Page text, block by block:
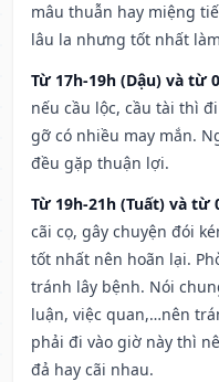
mâu thuẫn hay miệng
lâu la nhưng tốt nhất
Từ 17h-19h (Dậu) và từ
nếu cầu lộc, cầu tài thì
gỡ có nhiều may mắn.
đều gặp thuận lợi.
Từ 19h-21h (Tuất) và từ
cãi cọ, gây chuyện đói
tốt nhất nên hoãn lại.
tránh lây bệnh. Nói
luận, việc quan,…nên
phải đi vào giờ này thì
đả hay cãi nhau.